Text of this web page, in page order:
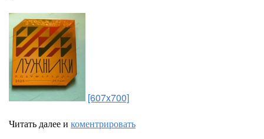
[607x700]
Читать далее и коментрировать